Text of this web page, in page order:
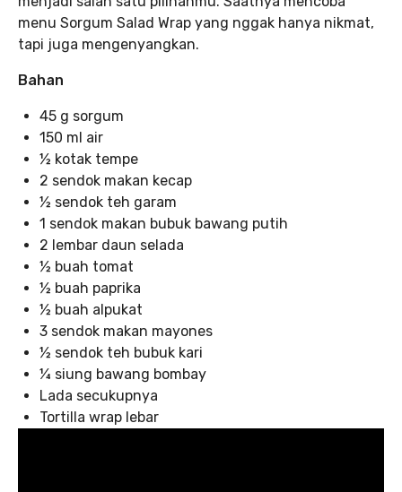
menu Sorgum Salad Wrap yang nggak hanya nikmat,
tapi juga mengenyangkan.
Bahan
45 g sorgum
150 ml air
½ kotak tempe
2 sendok makan kecap
½ sendok teh garam
1 sendok makan bubuk bawang putih
2 lembar daun selada
½ buah tomat
½ buah paprika
½ buah alpukat
3 sendok makan mayones
½ sendok teh bubuk kari
¼ siung bawang bombay
Lada secukupnya
Tortilla wrap lebar